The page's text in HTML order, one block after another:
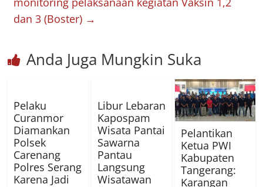
dan 3 (Boster) →
Anda Juga Mungkin Suka
Pelaku
Curanmor
Diamankan
Polsek
Carenang
Polres Serang
Karena Jadi
Libur Lebaran
Kapospam
Wisata Pantai
Sawarna
Pantau
Langsung
Wisatawan
Pelantikan
Ketua PWI
Kabupaten
Tangerang:
Karangan